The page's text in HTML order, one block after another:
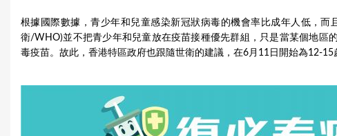
根據國際數據，青少年和兒童感染新冠狀病毒的機會率比成年人低，
衛/WHO)並不把青少年和兒童放在疫苗接種優先群組，只是當某個地區
毒疫苗。故此，香港特區政府也跟隨世衛的建議，在6月11日開始為12-15